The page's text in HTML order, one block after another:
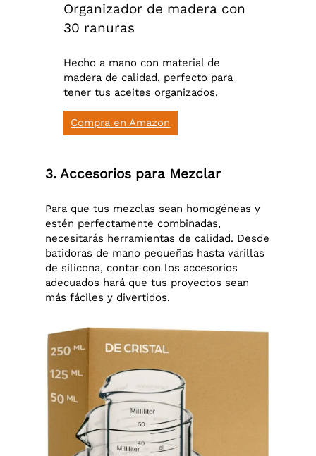
Organizador de madera con
30 ranuras
Hecho a mano con material de
madera de calidad, perfecto para
tener tus aceites organizados.
Compra en Amazon
3. Accesorios para Mezclar
Para que tus mezclas sean homogéneas y
estén perfectamente combinadas,
necesitarás herramientas de calidad. Desde
batidoras de mano pequeñas hasta varillas
de silicona, contar con los accesorios
adecuados hará que tus proyectos sean
más fáciles y divertidos.